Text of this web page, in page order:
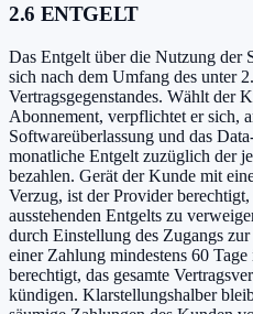
2.6 ENTGELT
Das Entgelt über die Nutzung der
sich nach dem Umfang des unter
Vertragsgegenstandes. Wählt der
Abonnement, verpflichtet er sich,
Softwareüberlassung und das
monatliche Entgelt zuzüglich der
bezahlen. Gerät der Kunde mit
Verzug, ist der Provider
ausstehenden Entgelts zu
durch Einstellung des Zugangs
einer Zahlung mindestens 60
berechtigt, das gesamte
kündigen. Klarstellungshalber